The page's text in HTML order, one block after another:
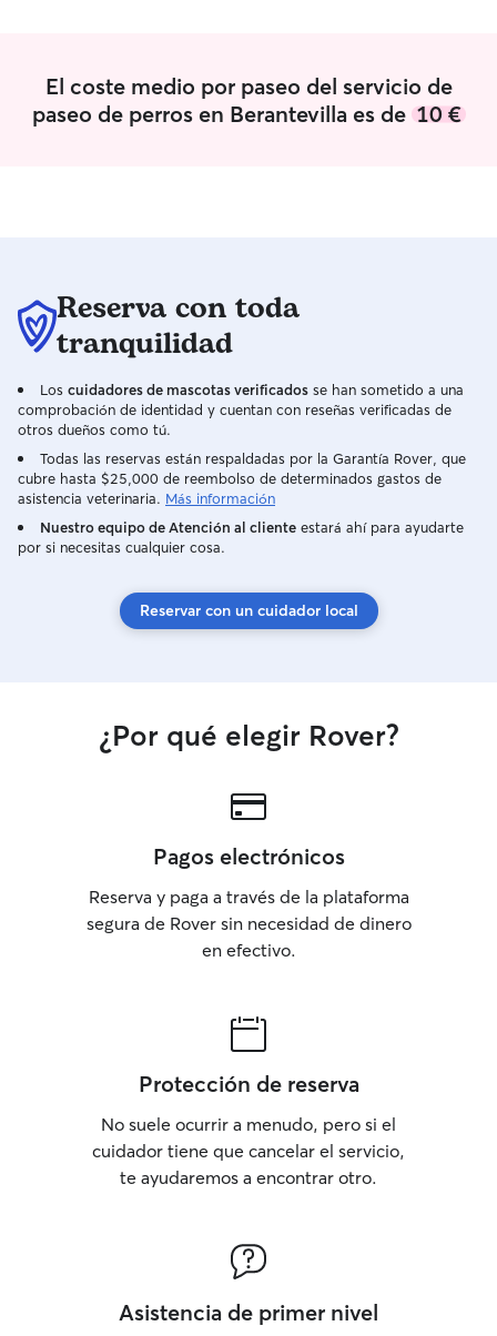
sus mascotas. Trato con mucho cariño,
como si fuesen mis propias mascotas.
with lots of
and fun walks.
and
El coste medio por paseo del servicio de
paseo de perros en Berantevilla es de 10 €
Reserva con toda
tranquilidad
Los cuidadores de mascotas verificados se han sometido a una
comprobación de identidad y cuentan con reseñas verificadas de
otros dueños como tú.
Todas las reservas están respaldadas por la Garantía Rover, que
cubre hasta $25,000 de reembolso de determinados gastos de
asistencia veterinaria. Más información
Nuestro equipo de Atención al cliente estará ahí para ayudarte
por si necesitas cualquier cosa.
Reservar con un cuidador local
¿Por qué elegir Rover?
Pagos electrónicos
Reserva y paga a través de la plataforma
segura de Rover sin necesidad de dinero
en efectivo.
Protección de reserva
No suele ocurrir a menudo, pero si el
cuidador tiene que cancelar el servicio,
te ayudaremos a encontrar otro.
Asistencia de primer nivel